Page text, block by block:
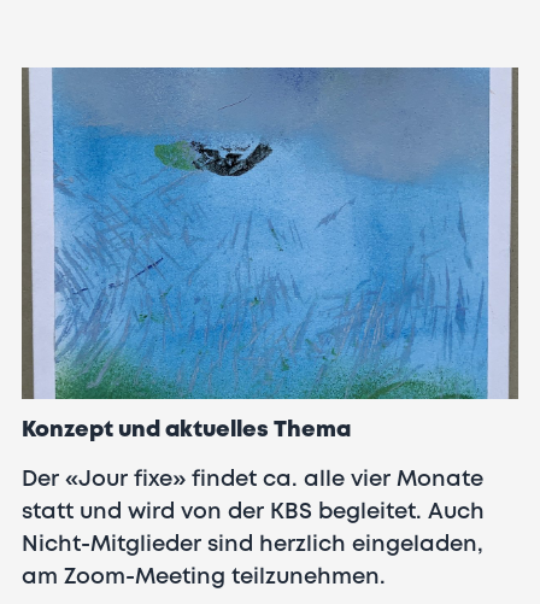
Konzept und aktuelles Thema
Der «Jour fixe» findet ca. alle vier Monate
statt und wird von der KBS begleitet. Auch
Nicht-Mitglieder sind herzlich eingeladen,
am Zoom-Meeting teilzunehmen.